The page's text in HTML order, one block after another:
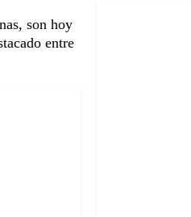
son hoy
entre